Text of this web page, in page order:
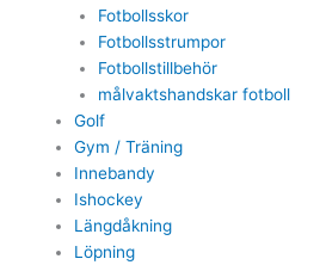
Fotbollsskor
Fotbollsstrumpor
Fotbollstillbehör
målvaktshandskar fotboll
Golf
Gym / Träning
Innebandy
Ishockey
Längdåkning
Löpning